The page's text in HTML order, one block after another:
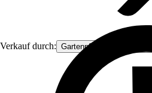
Verkauf durch: Gartenpflanzen Ammerland